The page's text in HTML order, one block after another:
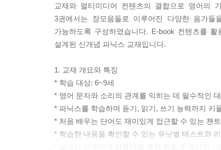
교재와 멀티미디어 컨텐츠의 결합으로 영어의
3권에서는 장모음들로 이루어진 다양한 음가
가능하도록 구성하였습니다. E-book 컨텐츠를
설계된 신개념 파닉스 교재입니다.
1. 교재 개요와 특징
* 학습 대상: 6~9세
* 영어 문자와 소리의 관계를 익히는 데 필수적인
* 파닉스를 학습하며 듣기, 읽기, 쓰기 능력까지 키
* 처음 배우는 단어도 재미있게 접근할 수 있는 챈
* 학습한 내용을 확인할 수 있는 유닛별 테스트와